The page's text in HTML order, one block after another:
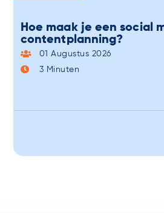
Hoe maak je een social
contentplanning?
01 Augustus 2026
3 Minuten